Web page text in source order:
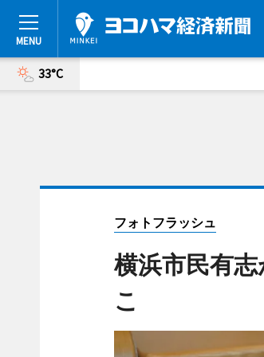
33°C
フォトフラッシュ
横浜市民有
こ